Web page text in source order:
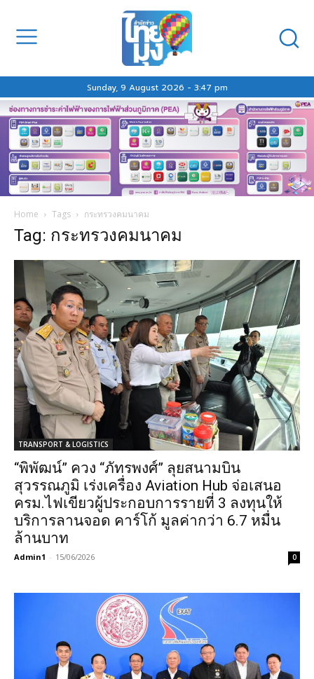
Sunday, 9 August 2026 - 3:47 pm
Home Tags กระทรวงคมนาคม
Tag: กระทรวงคมนาคม
TRANSPORT & LOGISTICS
“พิพัฒน์” ควง “ภัทรพงศ์” ลุยสนามบิน
สุวรรณภูมิ เร่งเครื่อง Aviation Hub จ่อเสนอ
ครม.ไฟเขียวผู้ประกอบการรายที่ 3 ลงทุนให้
บริการลานจอด คาร์โก้ มูลค่ากว่า 6.7 หมื่น
ล้านบาท
Admin1 - 15/06/2026 0